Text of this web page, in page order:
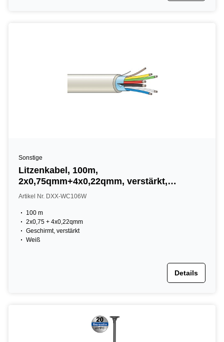
Sonstige
Litzenkabel, 100m,
2x0,75qmm+4x0,22qmm, verstärkt,
geschirmt
Artikel Nr. DXX-WC106W
100 m
2x0,75 + 4x0,22qmm
Geschirmt, verstärkt
Weiß
Details